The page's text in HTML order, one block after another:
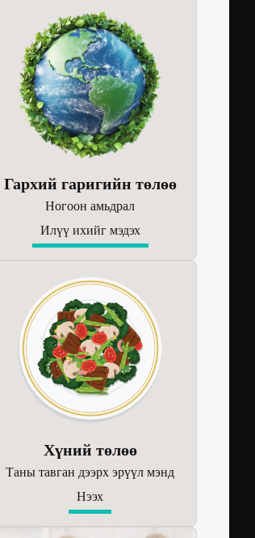
Гархий гаригийн төлөө
Ногоон амьдрал
Илүү ихийг мэдэх
Хүний төлөө
Таны тавган дээрх эрүүл мэнд
Нээх